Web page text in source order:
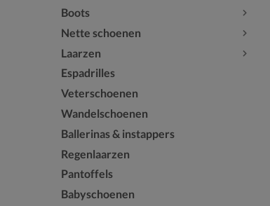
Boots
Nette schoenen
Laarzen
Espadrilles
Veterschoenen
Wandelschoenen
Ballerinas & instappers
Regenlaarzen
Pantoffels
Babyschoenen